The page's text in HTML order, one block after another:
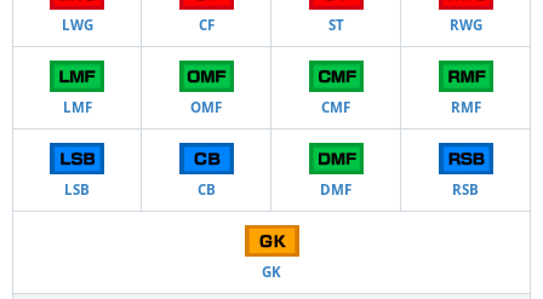
LWG CF ST RWG
LMF OMF CMF RMF
LSB CB DMF RSB
GK